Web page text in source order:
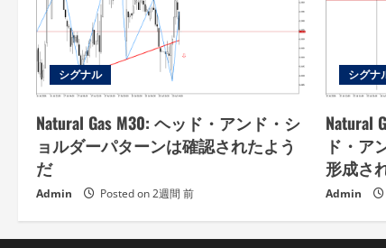
シグナル
Natural Gas M30: ヘッド・アンド・シ
ョルダーパターンは確認されたよう
だ
Admin Posted on 2週間 前
シグナ
Natural
ド・ア
形成さ
Admin